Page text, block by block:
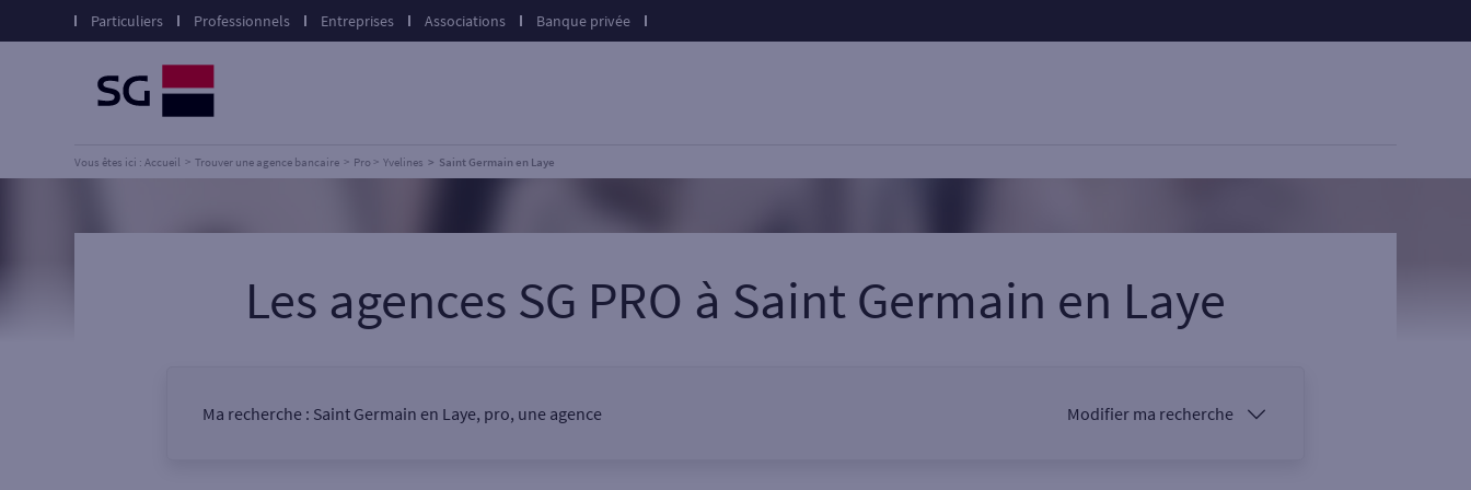
Particuliers Professionnels Entreprises Associations Banque privée
Vous êtes ici : Accueil Trouver une agence bancaire Pro Yvelines Saint Germain en Laye
Les agences SG PRO à Saint Germain en Laye
Ma recherche : Saint Germain en Laye, pro, une agence Modifier ma recherche